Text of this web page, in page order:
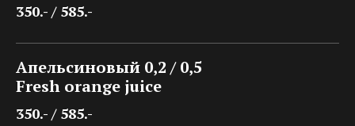
350.- / 585.-
Апельсиновый 0,2 / 0,5
Fresh orange juice
350.- / 585.-